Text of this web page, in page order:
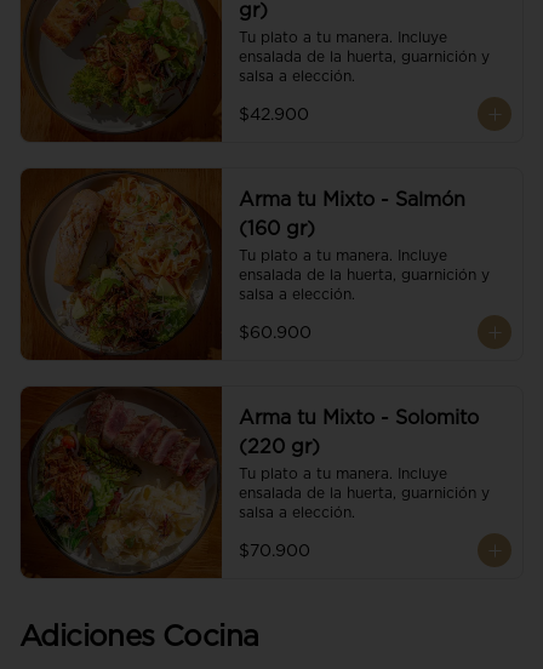
gr)
Tu plato a tu manera. Incluye
ensalada de la huerta, guarnición y
salsa a elección.
$42.900
Arma tu Mixto - Salmón
(160 gr)
Tu plato a tu manera. Incluye
ensalada de la huerta, guarnición y
salsa a elección.
$60.900
Arma tu Mixto - Solomito
(220 gr)
Tu plato a tu manera. Incluye
ensalada de la huerta, guarnición y
salsa a elección.
$70.900
Adiciones Cocina